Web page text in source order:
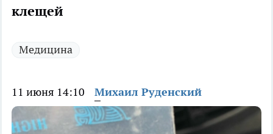
клещей
Медицина
11 июня 14:10 Михаил Руденский